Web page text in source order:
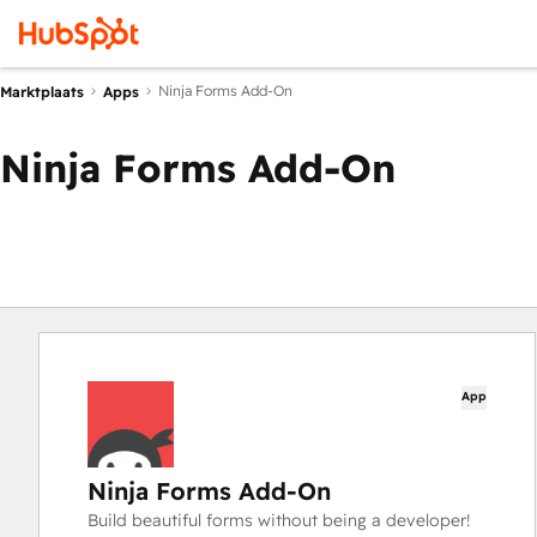
Marktplaats Apps Ninja Forms Add-On
Ninja Forms Add-On
App
Ninja Forms Add-On
Build beautiful forms without being a developer!